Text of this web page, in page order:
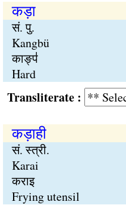
कड़ा
सं. पु.
Kangbü
काङ्प॑
Hard
:
कड़ाही
सं. स्त्री.
Karai
कराइ
Frying utensil